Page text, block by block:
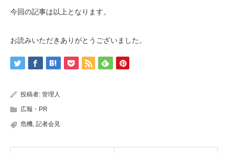
今回の記事は以上となります。
お読みいただきありがとうございました。
投稿者: 管理人
広報・PR
危機 記者会見